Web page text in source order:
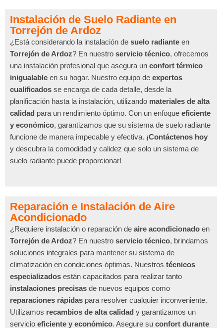
Instalación de Suelo Radiante en
Torrejón de Ardoz
¿Está considerando la instalación de suelo radiante en
Torrejón de Ardoz? En nuestro servicio técnico, ofrecemos
una instalación profesional que asegura un confort térmico
inigualable en su hogar. Nuestro equipo de expertos
cualificados se encarga de cada detalle, desde la
planificación hasta la instalación, utilizando materiales de alta
calidad para un rendimiento óptimo. Con un enfoque eficiente
y económico, garantizamos que su sistema de suelo radiante
funcione de manera impecable y efectiva. ¡Contáctenos hoy
y descubra la comodidad y calidez que solo un sistema de
suelo radiante puede proporcionar!
Reparación e Instalación de Aire
Acondicionado
¿Requiere instalación o reparación de aire acondicionado en
Torrejón de Ardoz? En nuestro servicio técnico, brindamos
soluciones integrales para mantener su sistema de
climatización en condiciones óptimas. Nuestros técnicos
especializados están capacitados para realizar tanto
instalaciones precisas de nuevos equipos como
reparaciones rápidas para resolver cualquier inconveniente.
Utilizamos recambios de alta calidad y garantizamos un
servicio eficiente y económico. Asegure su confort durante